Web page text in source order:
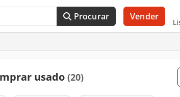
Procurar Vender
usado (20)